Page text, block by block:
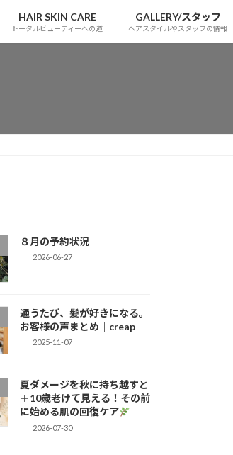
HAIR SKIN CARE
トータルビューティーへの道
GALLERY/スタッフ
ヘアスタイルやスタッフの情報
８月の予約状況
2026-06-27
通うたび、髪が好きになる。
お客様の声まとめ｜creap
2025-11-07
夏ダメージを秋に持ち越すと
＋10歳老けて見える！その前
に始める肌の回復ケア
2026-07-30